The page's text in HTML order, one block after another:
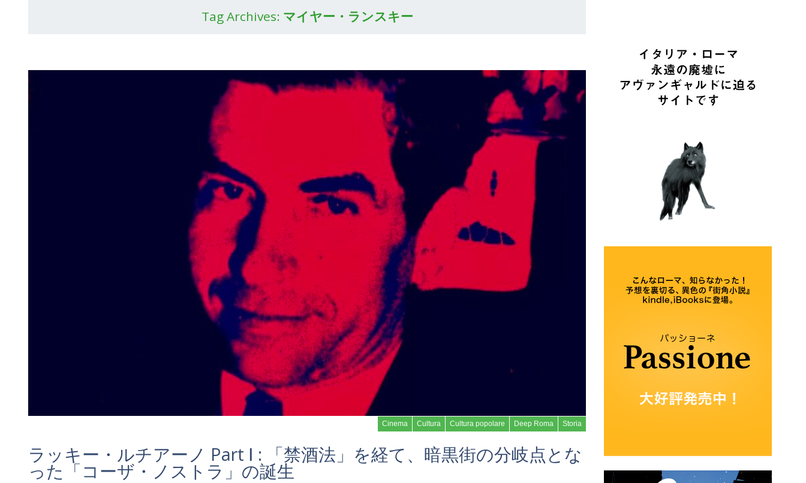
Tag Archives: マイヤー・ランスキー
Cinema Cultura Cultura popolare Deep Roma Storia
ラッキー・ルチアーノ Part Ⅰ : 「禁酒法」を経て、暗黒街の分岐点とな
った「コーザ・ノストラ」の誕生